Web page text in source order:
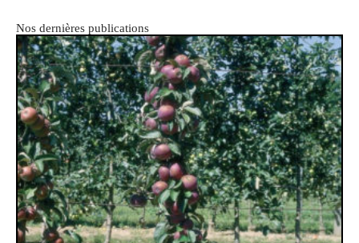
Nos dernières publications